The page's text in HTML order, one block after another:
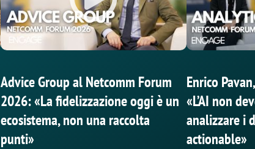
Advice Group al Netcomm Forum
2026: «La fidelizzazione oggi è un
ecosistema, non una raccolta
punti»
Enrico
«L’AI non
analizzare i
actionable»